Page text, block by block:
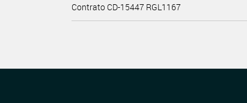
Contrato CD-15447 RGL1167